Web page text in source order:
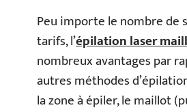
Peu importe le nombre de
tarifs, l’épilation laser
nombreux avantages par
autres méthodes
la zone à épiler, le maillot